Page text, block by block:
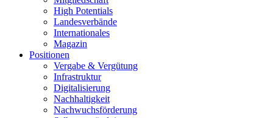
High Potentials
Landesverbände
Internationales
Magazin
Positionen
Vergabe & Vergütung
Infrastruktur
Digitalisierung
Nachhaltigkeit
Nachwuchsförderung